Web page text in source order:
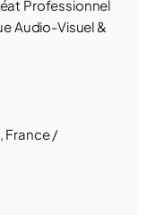
Professionnel
Audio-Visuel &
France /